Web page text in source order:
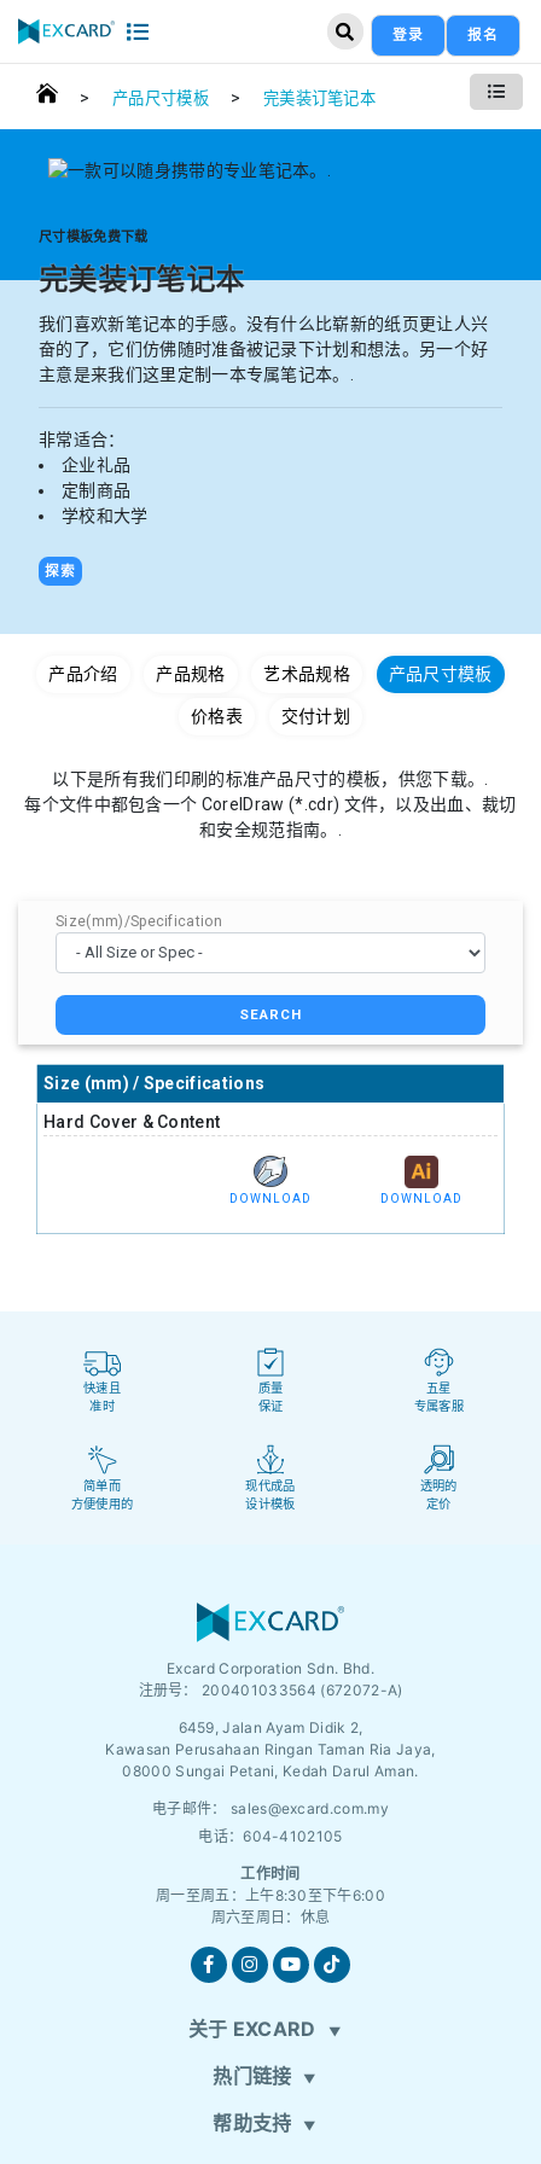
登录 报名
> 产品尺寸模板 > 完美装订笔记本
尺寸模板免费下载
完美装订笔记本
我们喜欢新笔记本的手感。没有什么比崭新的纸页更让人兴
奋的了，它们仿佛随时准备被记录下计划和想法。另一个好
主意是来我们这里定制一本专属笔记本。.
非常适合：
企业礼品
定制商品
学校和大学
探索
产品介绍 产品规格 艺术品规格 产品尺寸模板
价格表 交付计划
以下是所有我们印刷的标准产品尺寸的模板，供您下载。.
每个文件中都包含一个 CorelDraw (*.cdr) 文件，以及出血、裁切
和安全规范指南。.
Size(mm)/Specification
SEARCH
Size (mm) / Specifications
Hard Cover & Content
DOWNLOAD DOWNLOAD
快速且
准时
质量
保证
五星
专属客服
简单而
方便使用的
现代成品
设计模板
透明的
定价
Excard Corporation Sdn. Bhd.
注册号： 200401033564 (672072-A)
6459, Jalan Ayam Didik 2,
Kawasan Perusahaan Ringan Taman Ria Jaya,
08000 Sungai Petani, Kedah Darul Aman.
电子邮件： sales@excard.com.my
电话：604-4102105
工作时间
周一至周五：上午8:30至下午6:00
周六至周日：休息
关于 EXCARD
热门链接
帮助支持